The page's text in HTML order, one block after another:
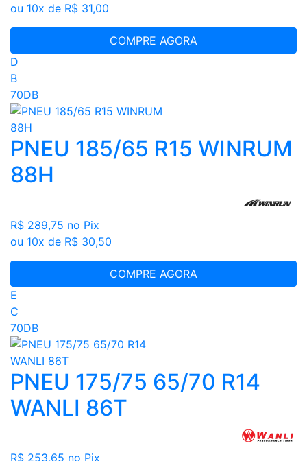
ou 10x de R$ 31,00
COMPRE AGORA
D
B
70DB
PNEU 185/65 R15 WINRUM
88H
R$ 289,75 no Pix
ou 10x de R$ 30,50
COMPRE AGORA
E
C
70DB
PNEU 175/75 65/70 R14
WANLI 86T
R$ 253,65 no Pix